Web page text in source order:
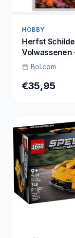
HOBBY
Herfst
Volwassenen
Lijsten en
Bol.com
€35,95